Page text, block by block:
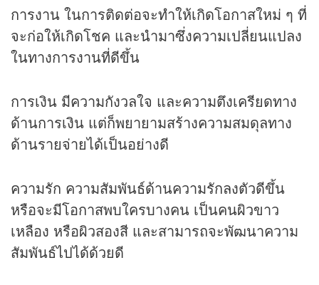
การงาน ในการติดต่อจะทำให้เกิดโอกาสใหม่ ๆ ที่
จะก่อให้เกิดโชค และนำมาซึ่งความเปลี่ยนแปลง
ในทางการงานที่ดีขึ้น
การเงิน มีความกังวลใจ และความตึงเครียดทาง
ด้านการเงิน แต่ก็พยายามสร้างความสมดุลทาง
ด้านรายจ่ายได้เป็นอย่างดี
ความรัก ความสัมพันธ์ด้านความรักลงตัวดีขึ้น
หรือจะมีโอกาสพบใครบางคน เป็นคนผิวขาว
เหลือง หรือผิวสองสี และสามารถจะพัฒนาความ
สัมพันธ์ไปได้ด้วยดี